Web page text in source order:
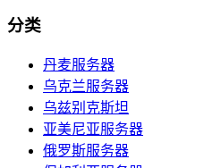
分类
丹麦服务器
乌克兰服务器
乌兹别克斯坦
亚美尼亚服务器
俄罗斯服务器